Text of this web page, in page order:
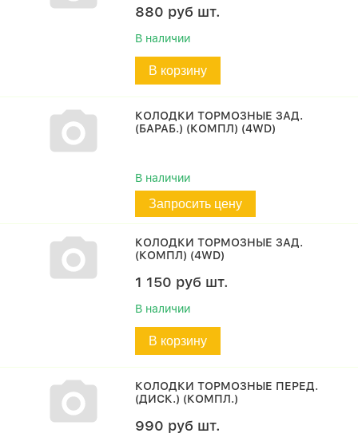
880 руб шт.
В наличии
В корзину
КОЛОДКИ ТОРМОЗНЫЕ ЗАД.
(БАРАБ.) (КОМПЛ) (4WD)
В наличии
Запросить цену
КОЛОДКИ ТОРМОЗНЫЕ ЗАД.
(КОМПЛ) (4WD)
1 150 руб шт.
В наличии
В корзину
КОЛОДКИ ТОРМОЗНЫЕ ПЕРЕД.
(ДИСК.) (КОМПЛ.)
990 руб шт.